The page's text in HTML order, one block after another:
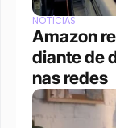
NOTÍCIAS
Amazon
diante de
nas redes